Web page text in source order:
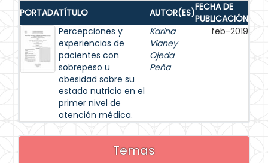
PORTADATÍTULO AUTOR(ES)FECHA DE
PUBLICACIÓN
Percepciones y
experiencias de
pacientes con
sobrepeso u
obesidad sobre su
estado nutricio en el
primer nivel de
atención médica.
Karina
Vianey
Ojeda
Peña
feb-2019
Temas